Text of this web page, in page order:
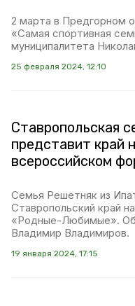
2 марта в Предгорном
«Самая спортивная
муниципалитета
25 февраля 2024, 12:10
Ставропольская
представит край
всероссийском
Семья Решетняк из
Ставропольский край
«Родные-Любимые». Об
Владимир Владимиров.
19 января 2024, 17:15